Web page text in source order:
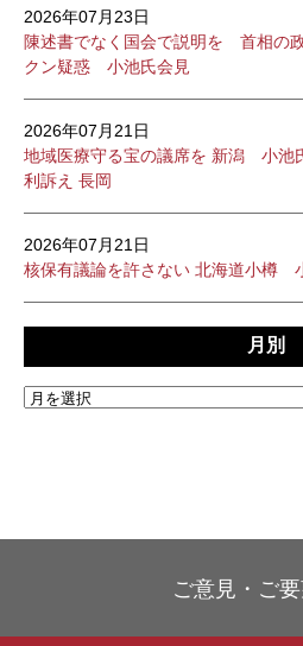
2026年07月23日
陳述書でなく国会で説明を 首相の
クン疑惑 小池氏会見
2026年07月21日
地域医療守る宝の議席を 新潟 小池
利訴え 長岡
2026年07月21日
核保有議論を許さない 北海道小樽
月別
ご意見・ご